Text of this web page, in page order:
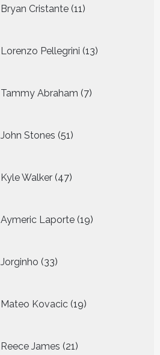
Bryan Cristante 11
producten
Lorenzo Pellegrini 13
producten
Tammy Abraham 7
producten
John Stones 51
producten
Kyle Walker 47
producten
Aymeric Laporte 19
producten
Jorginho 33
producten
Mateo Kovacic 19
producten
Reece James 21